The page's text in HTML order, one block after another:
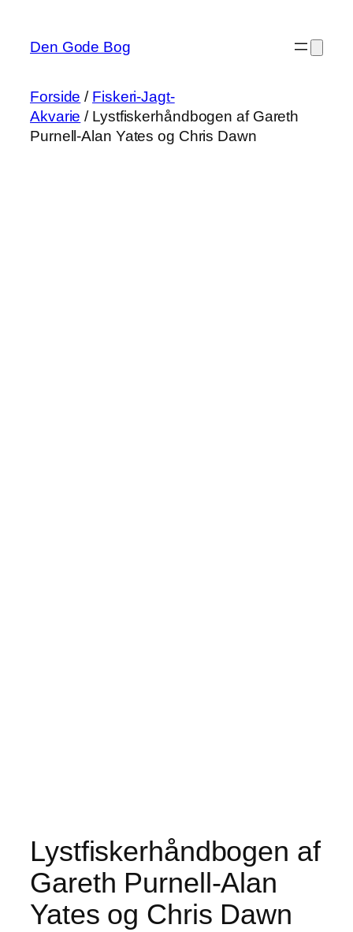
indhold
Den Gode Bog
Forside / Fiskeri-Jagt-
Akvarie / Lystfiskerhåndbogen af Gareth
Purnell-Alan Yates og Chris Dawn
Lystfiskerhåndbogen af
Gareth Purnell-Alan
Yates og Chris Dawn